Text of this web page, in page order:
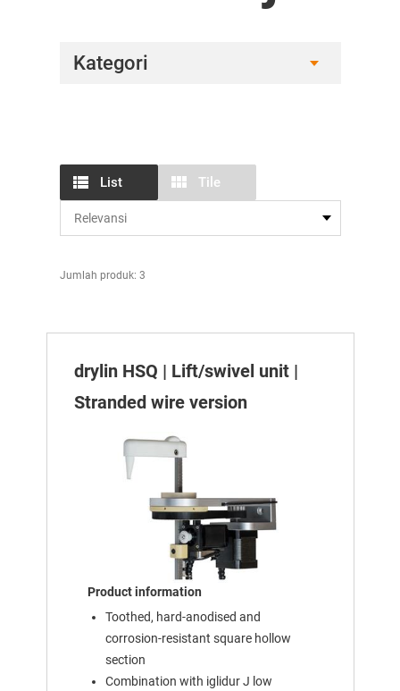
Kategori
List Tile
Jumlah produk: 3
drylin HSQ | Lift/swivel unit |
Stranded wire version
Product information
Toothed, hard-anodised and
corrosion-resistant square hollow
section
Combination with iglidur J low